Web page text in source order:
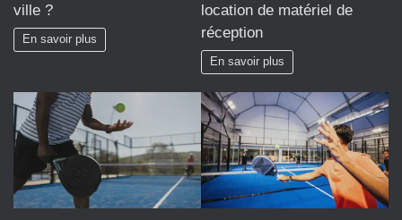
ville ?
En savoir plus
location de matériel de
réception
En savoir plus